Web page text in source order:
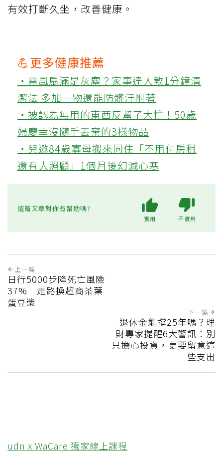
有效打斷久坐，改善健康。
💪更多健康推薦
‧電風扇滿是灰塵？家事達人教1分鐘清
潔法 多加一物還能防髒汙附著
‧被認為無用的東西反幫了大忙！50歲
婦慶幸沒隨手丟棄的3樣物品
‧兒邀84歲寡母搬來同住「不用付房租
還有人照顧」1個月後幻滅心寒
這篇文章對你有幫助嗎?
實用 不實用
上一篇
日行5000步降死亡風險
37% 走路換超商茶葉
蛋豆漿
下一篇
退休金能撐25年嗎？理
財專家提醒6大警訊：別
只擔心投資，更要留意這
些支出
udn x WaCare 獨家線上課程